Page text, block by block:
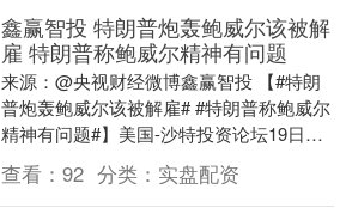
鑫赢智投 特朗普炮轰鲍威尔该被解
雇 特朗普称鲍威尔精神有问题
来源：@央视财经微博鑫赢智投 【#特朗
普炮轰鲍威尔该被解雇# #特朗普称鲍威尔
精神有问题#】美国-沙特投资论坛19日在
美国首都华盛顿特区举行。论坛上，美国
总统特....
查看： 92 分类： 实盘配资